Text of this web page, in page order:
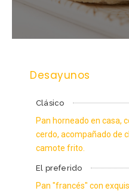
Desayunos
Clásico
Pan horneado en casa,
cerdo, acompañado de
camote frito.
El preferido
Pan "francés" con